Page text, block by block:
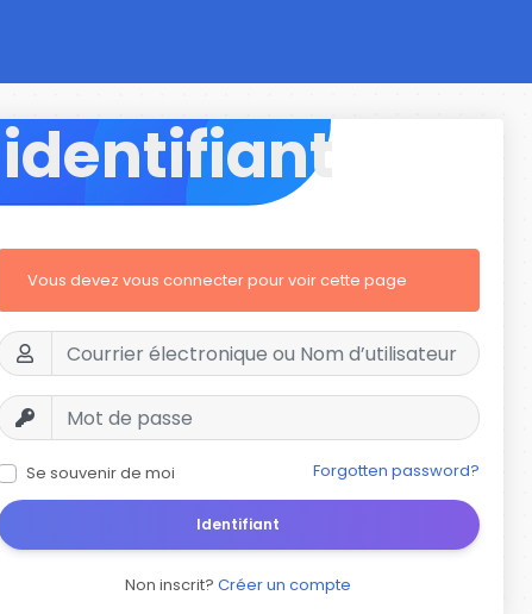
identifiant
Vous devez vous connecter pour voir cette page
Se souvenir de moi Forgotten password?
Identifiant
Non inscrit? Créer un compte